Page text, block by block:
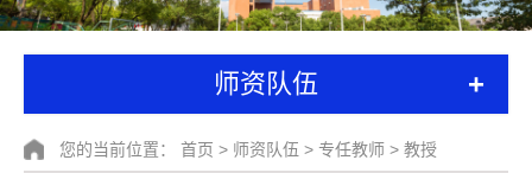
师资队伍 +
您的当前位置： 首页 > 师资队伍 > 专任教师 > 教授